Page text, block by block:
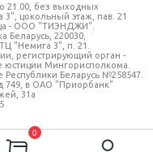
21.00, без выходных
цокольный этаж, пав. 21
- ООО "ТИЭНДЖИ".
Беларусь, 220030,
"Немига 3", п. 21.
регистрирующий орган -
юстиции Мингорисполкома.
Беларусь №258547.
749, в ОАО "Приорбанк"
31а
0